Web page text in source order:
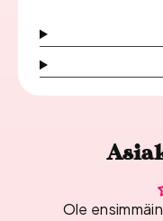
määrää
Ole